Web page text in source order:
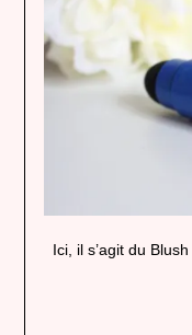
Ici, il s’agit du Blush